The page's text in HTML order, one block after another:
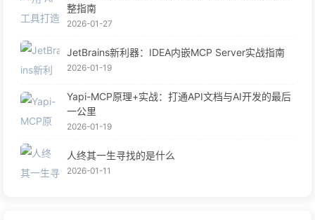
整指南
2026-01-27
JetBrains新利器：IDEA内嵌MCP Server实战指南
2026-01-19
Yapi-MCP原理+实战：打通API文档与AI开发的最后
一公里
2026-01-19
人终其一生寻找的是什么
2026-01-11